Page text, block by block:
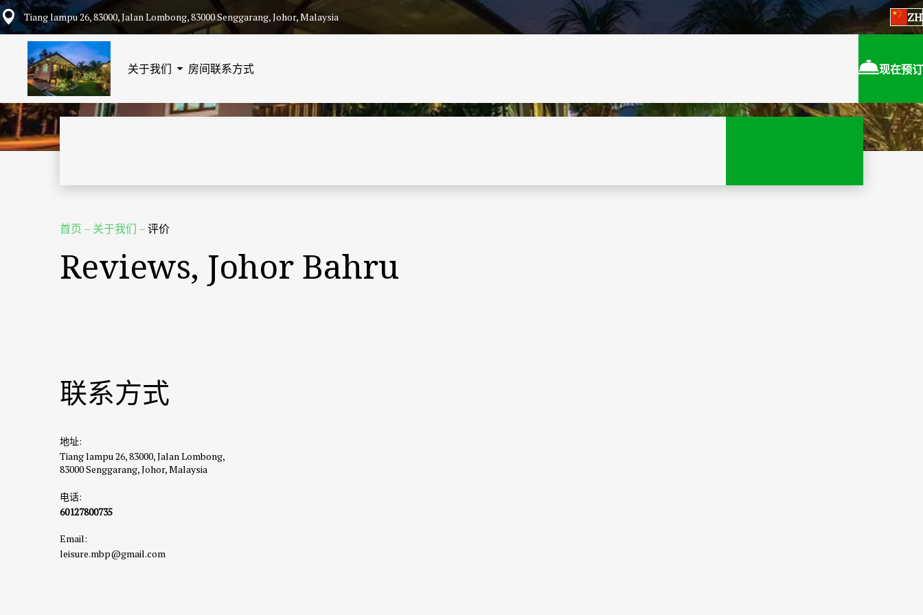
Tiang lampu 26, 83000, Jalan Lombong, 83000 Senggarang, Johor, Malaysia ZH
关于我们 房间联系方式 现在预订
首页 – 关于我们 –评价
Reviews, Johor Bahru
联系方式
地址:
Tiang lampu 26, 83000, Jalan Lombong,
83000 Senggarang, Johor, Malaysia
电话:
60127800735
Email:
leisure.mbp@gmail.com